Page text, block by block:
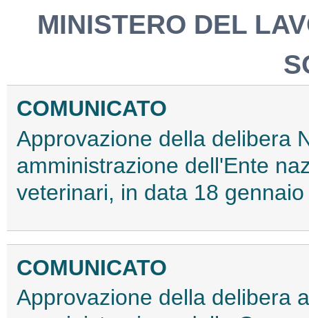
MINISTERO DEL
COMUNICATO
Approvazione della delibera
amministrazione dell'Ente
veterinari, in data 18
COMUNICATO
Approvazione della delibera